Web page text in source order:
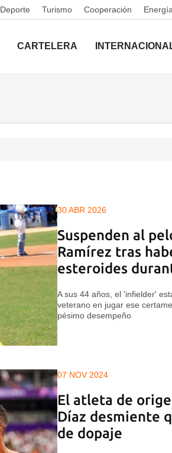
Deporte Turismo Cooperación Energía
CARTELERA
30 ABR 2026
Suspenden al
Ramírez tras
esteroides
A sus 44 años, el 'infielder'
veterano en jugar ese
pésimo desempeño
07 NOV 2024
El atleta de
Díaz desmiente
de dopaje